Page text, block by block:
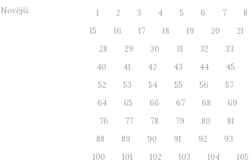
Novější 1 2 3 4 5 6 7 8
15
16 17 18 19 20 21
28
29 30 31 32 33
40
41 42 43 44 45
52
53 54 55 56 57
64
65 66 67 68 69
76
77 78 79 80 81
88
89 90 91 92 93
100
101 102 103 104 105